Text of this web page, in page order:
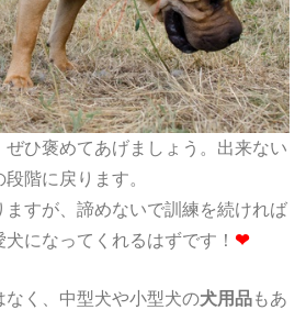
ひ褒めてあげましょう。出来ない
階に戻ります。
ますが、諦めないで訓練を続ければ
になってくれるはずです！ ❤
く、中型犬や小型犬の犬用品もあ